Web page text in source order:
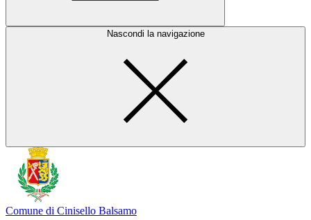
Nascondi la navigazione
Comune di Cinisello Balsamo